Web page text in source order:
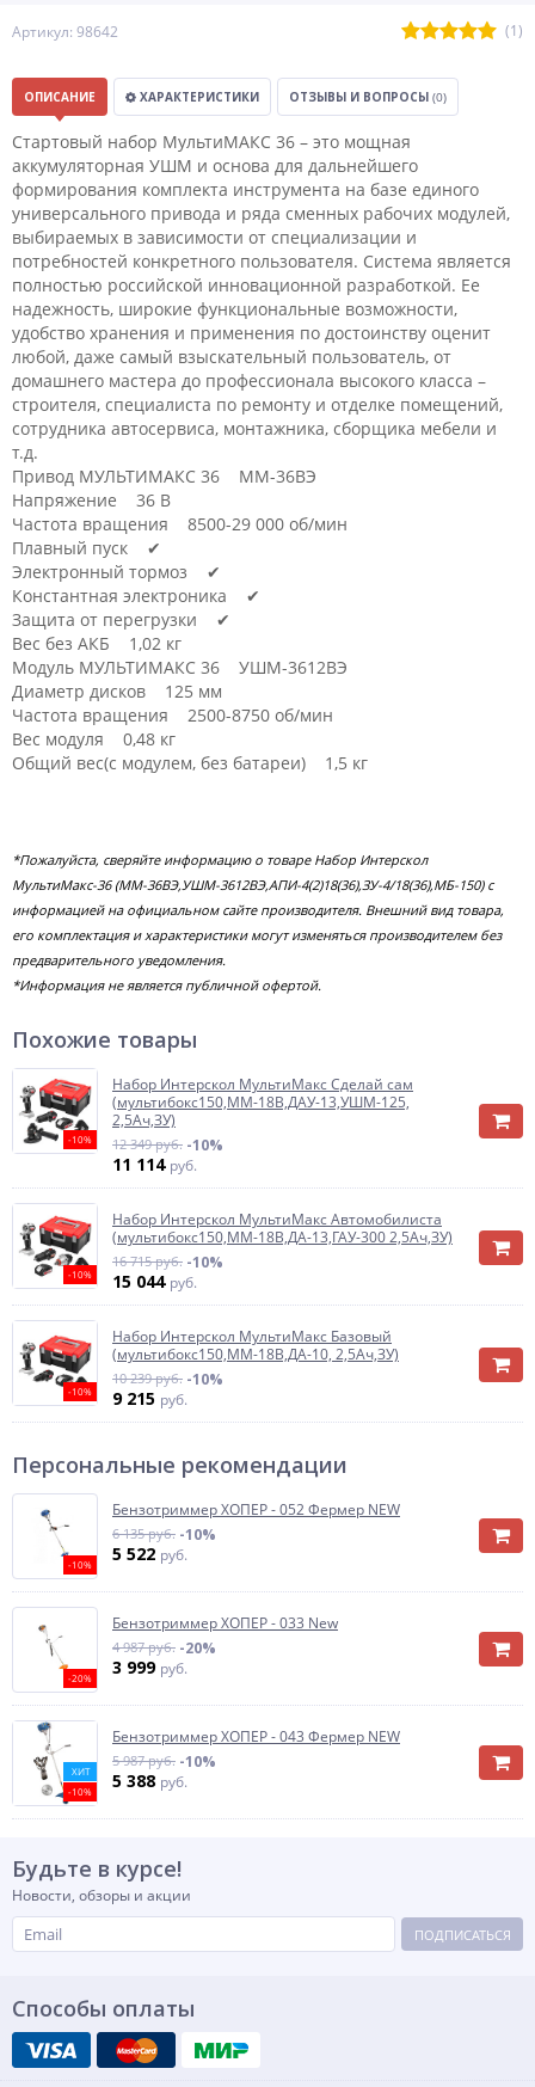
Артикул: 98642 (1)
ОПИСАНИЕ ХАРАКТЕРИСТИКИ ОТЗЫВЫ И ВОПРОСЫ (0)
Стартовый набор МультиМАКС 36 – это мощная
аккумуляторная УШМ и основа для дальнейшего
формирования комплекта инструмента на базе единого
универсального привода и ряда сменных рабочих модулей,
выбираемых в зависимости от специализации и
потребностей конкретного пользователя. Система является
полностью российской инновационной разработкой. Ее
надежность, широкие функциональные возможности,
удобство хранения и применения по достоинству оценит
любой, даже самый взыскательный пользователь, от
домашнего мастера до профессионала высокого класса –
строителя, специалиста по ремонту и отделке помещений,
сотрудника автосервиса, монтажника, сборщика мебели и
т.д.
Привод МУЛЬТИМАКС 36 ММ-36ВЭ
Напряжение 36 В
Частота вращения 8500-29 000 об/мин
Плавный пуск ✔
Электронный тормоз ✔
Константная электроника ✔
Защита от перегрузки ✔
Вес без АКБ 1,02 кг
Модуль МУЛЬТИМАКС 36 УШМ-3612ВЭ
Диаметр дисков 125 мм
Частота вращения 2500-8750 об/мин
Вес модуля 0,48 кг
Общий вес(с модулем, без батареи) 1,5 кг
*Пожалуйста, сверяйте информацию о товаре Набор Интерскол
МультиМакс-36 (ММ-36ВЭ,УШМ-3612ВЭ,АПИ-4(2)18(36),ЗУ-4/18(36),МБ-150) с
информацией на официальном сайте производителя. Внешний вид товара,
его комплектация и характеристики могут изменяться производителем без
предварительного уведомления.
*Информация не является публичной офертой.
Похожие товары
-10%
Набор Интерскол МультиМакс Сделай сам
(мультибокс150,ММ-18В,ДАУ-13,УШМ-125,
2,5Ач,ЗУ)
12 349 руб. -10%
11 114 руб.
-10%
Набор Интерскол МультиМакс Автомобилиста
(мультибокс150,ММ-18В,ДА-13,ГАУ-300 2,5Ач,ЗУ)
16 715 руб. -10%
15 044 руб.
-10%
Набор Интерскол МультиМакс Базовый
(мультибокс150,ММ-18В,ДА-10, 2,5Ач,ЗУ)
10 239 руб. -10%
9 215 руб.
Персональные рекомендации
-10%
Бензотриммер ХОПЕР - 052 Фермер NEW
6 135 руб. -10%
5 522 руб.
-20%
Бензотриммер ХОПЕР - 033 New
4 987 руб. -20%
3 999 руб.
ХИТ
-10%
Бензотриммер ХОПЕР - 043 Фермер NEW
5 987 руб. -10%
5 388 руб.
Будьте в курсе!
Новости, обзоры и акции
ПОДПИСАТЬСЯ
Способы оплаты